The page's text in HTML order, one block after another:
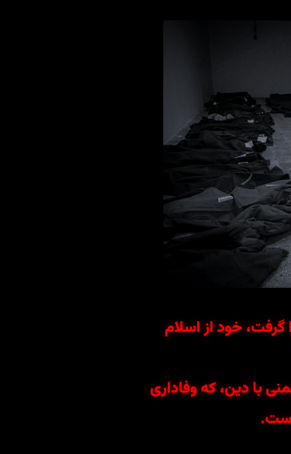
گرفت، خود از اسلام
با دین، که وفاداری